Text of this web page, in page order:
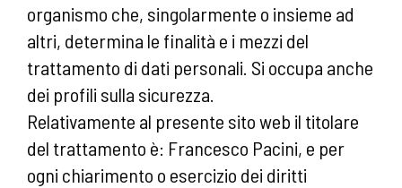
organismo che, singolarmente o insieme ad
altri, determina le finalità e i mezzi del
trattamento di dati personali. Si occupa anche
dei profili sulla sicurezza.
Relativamente al presente sito web il titolare
del trattamento è: Francesco Pacini, e per
ogni chiarimento o esercizio dei diritti